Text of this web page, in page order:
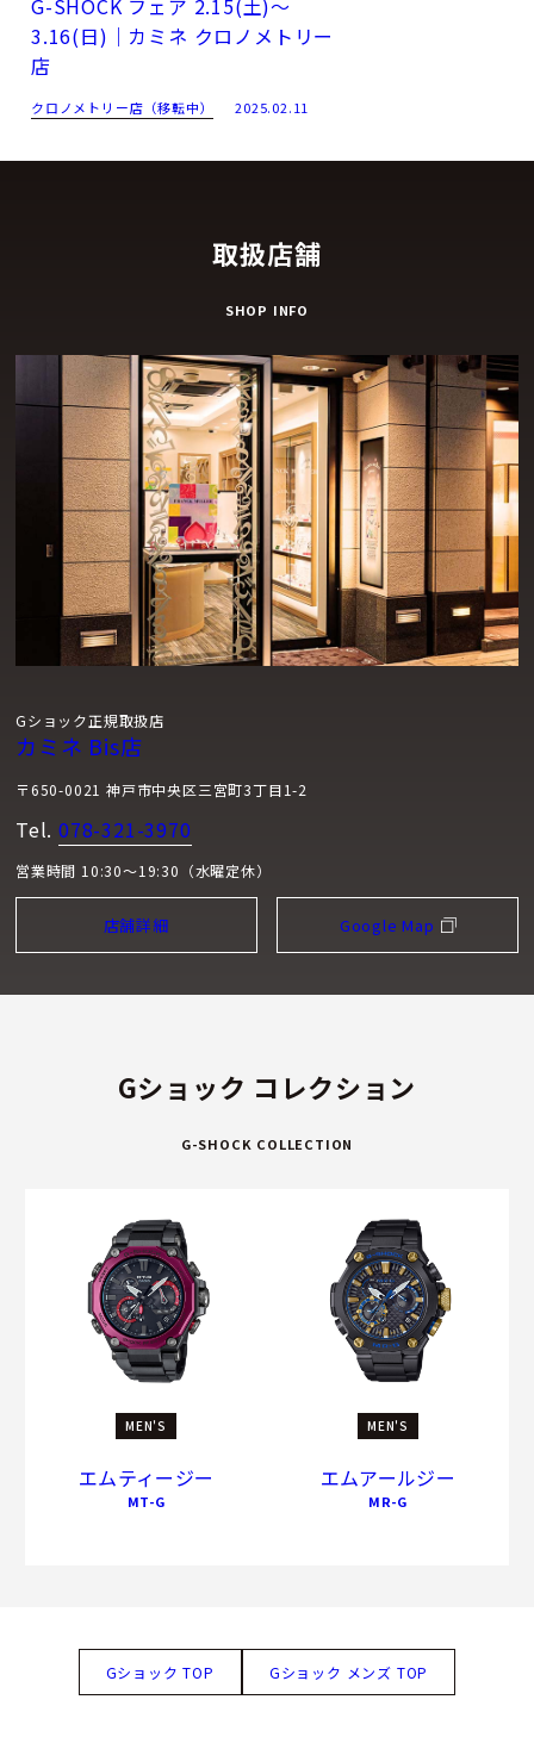
G-SHOCK フェア 2.15(土)～
3.16(日)｜カミネ クロノメトリー
店
クロノメトリー店（移転中） 2025.02.11
取扱店舗
SHOP INFO
Gショック正規取扱店
カミネ Bis店
〒650-0021 神戸市中央区三宮町3丁目1-2
Tel. 078-321-3970
営業時間 10:30～19:30（水曜定休）
店舗詳細 Google Map
Gショック コレクション
G-SHOCK COLLECTION
MEN'S
エムティージー
MT-G
MEN'S
エムアールジー
MR-G
Gショック TOP Gショック メンズ TOP